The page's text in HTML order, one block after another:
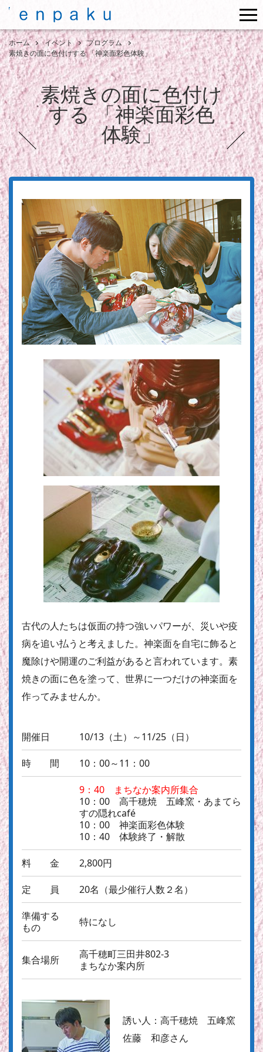
ホーム イベント
プログラム
素焼きの面に色付けする 「神楽面彩色体験」
素焼きの面に色付け
する 「神楽面彩色
体験」
古代の人たちは仮面の持つ強いパワーが、災いや疫
病を追い払うと考えました。神楽面を自宅に飾ると
魔除けや開運のご利益があると言われています。素
焼きの面に色を塗って、世界に一つだけの神楽面を
作ってみませんか。
開催日 10/13（土）～11/25（日）
時 間 10：00～11：00
9：40 まちなか案内所集合
10：00 高千穂焼 五峰窯・あまてら
すの隠れcafé
10：00 神楽面彩色体験
10：40 体験終了・解散
料 金 2,800円
定 員 20名（最少催行人数２名）
準備する
もの
特になし
集合場所
高千穂町三田井802-3
まちなか案内所
誘い人：高千穂焼 五峰窯
佐藤 和彦さん